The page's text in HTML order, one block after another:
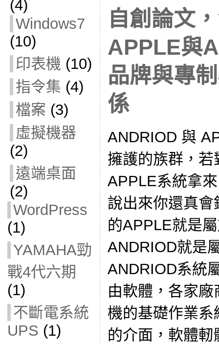
(4)
Windows7
(10)
印表機 (10)
指令集 (4)
檔案 (3)
虛擬機器
(2)
遠端桌面
(2)
WordPress
(1)
YAMAHA勁
戰4代六期
(1)
不斷電系統
UPS (1)
自創論文
APPLE與
品牌與專
係
ANDRIOD 與
擁護的族群，
APPLE系統拿
說出來你還真
的APPLE就是
ANDRIOD就是
ANDRIOD系統
由軟體，各家
機的基礎作業
的介面，軟體